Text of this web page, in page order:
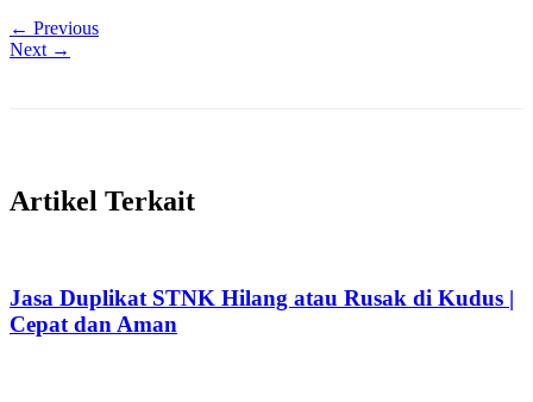
← Previous
Next →
Artikel Terkait
Jasa Duplikat STNK Hilang atau Rusak di Kudus |
Cepat dan Aman